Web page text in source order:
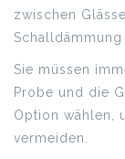
zwischen
Sie müssen
Probe und die
Option wählen,
vermeiden.